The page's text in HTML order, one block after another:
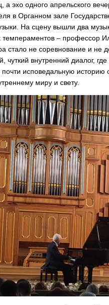
эхо одного апрельского
в Органном зале
На сцену вышли два
– профессор
стало не соревнование и не
внутренний диалог,
исповедальную историю
миру и свету.